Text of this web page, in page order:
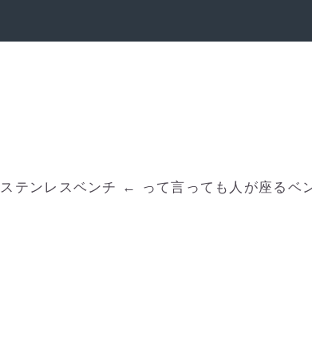
ステンレスベンチ ← って言っても人が座るベ